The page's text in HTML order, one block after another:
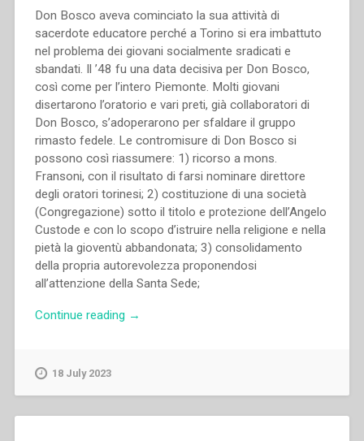
through
the
eyes
of
Don
Bosco”
Don Bosco aveva cominciato la sua attività di
sacerdote educatore perché a Torino si era imbattuto
nel problema dei giovani socialmente sradicati e
sbandati. Il ’48 fu una data decisiva per Don Bosco,
così come per l’intero Piemonte. Molti giovani
disertarono l’oratorio e vari preti, già collaboratori di
Don Bosco, s’adoperarono per sfaldare il gruppo
rimasto fedele. Le contromisure di Don Bosco si
possono così riassumere: 1) ricorso a mons.
Fransoni, con il risultato di farsi nominare direttore
degli oratori torinesi; 2) costituzione di una società
(Congregazione) sotto il titolo e protezione dell’Angelo
Custode e con lo scopo d’istruire nella religione e nella
pietà la gioventù abbandonata; 3) consolidamento
della propria autorevolezza proponendosi
all’attenzione della Santa Sede;
Continue reading “Pietro
→
18 July 2023